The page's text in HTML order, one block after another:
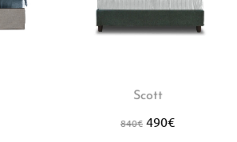
Scott
840€ 490€